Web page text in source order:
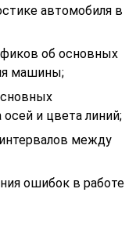
автомобиля в
об основных
машины;
и цвета линий;
между
ошибок в работе